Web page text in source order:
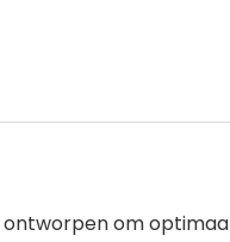
ontworpen om